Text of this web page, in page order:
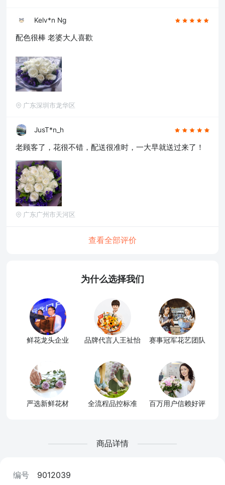
Kelv*n Ng
配色很棒 老婆大人喜歡
广东深圳市龙华区
JusT*n_h
老顾客了，花很不错，配送很准时，一大早就送过来了！
广东广州市天河区
查看全部评价
为什么选择我们
鲜花龙头企业 品牌代言人王祉怡 赛事冠军花艺团队
严选新鲜花材 全流程品控标准 百万用户信赖好评
商品详情
编号
9012039